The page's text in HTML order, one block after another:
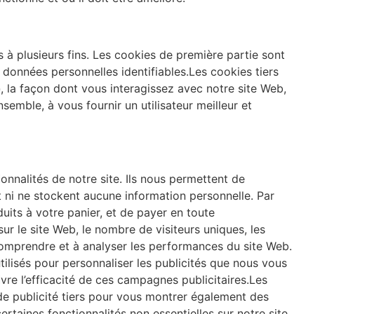
plusieurs fins. Les cookies de première partie sont
personnelles identifiables.Les cookies tiers
façon dont vous interagissez avec notre site Web,
à vous fournir un utilisateur meilleur et
de notre site. Ils nous permettent de
ne stockent aucune information personnelle. Par
à votre panier, et de payer en toute
le site Web, le nombre de visiteurs uniques, les
et à analyser les performances du site Web.
pour personnaliser les publicités que nous vous
l’efficacité de ces campagnes publicitaires.Les
publicité tiers pour vous montrer également des